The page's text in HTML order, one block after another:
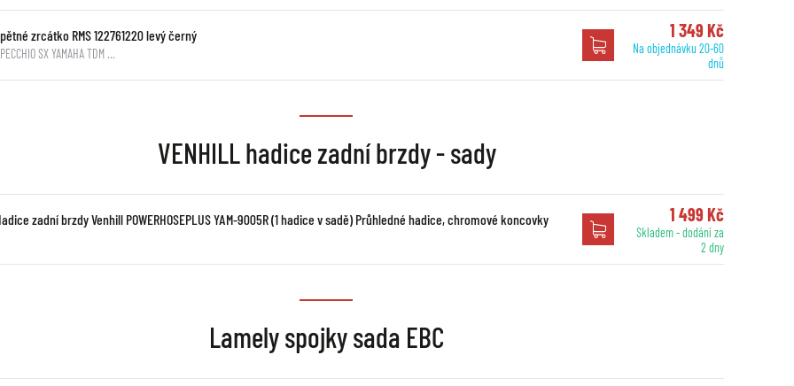
zrcátko RMS 122761220 levý černý
SX YAMAHA TDM …
1 349 Kč
Na objednávku 20-60
dnů
VENHILL hadice zadní brzdy - sady
zadní brzdy Venhill POWERHOSEPLUS YAM-9005R (1 hadice v sadě) Průhledné hadice, chromové koncovky 1 499 Kč
Skladem - dodání za
2 dny
Lamely spojky sada EBC